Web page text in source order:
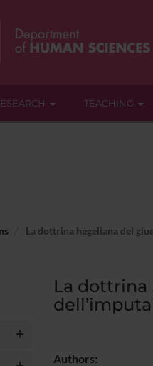
TEACHING
La dottrina hegeliana del
La
Authors: